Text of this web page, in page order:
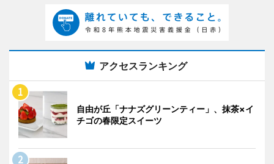
アクセスランキング
自由が丘「ナナズグリーンティー」、抹茶×イ
チゴの春限定スイーツ